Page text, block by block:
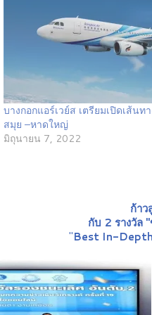
บางกอกแอร์เวย์ส เตรียมเปิดเส้น
สมุย –หาดใหญ่
มิถุนายน 7, 2022
ก้า
กับ 2 รางวัล "
"Best In-